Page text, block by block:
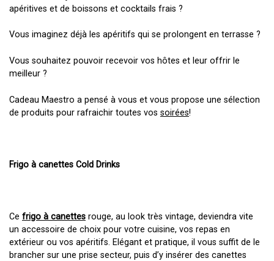
apéritives et de boissons et cocktails frais ?
Vous imaginez déjà les apéritifs qui se prolongent en terrasse ?
Vous souhaitez pouvoir recevoir vos hôtes et leur offrir le
meilleur ?
Cadeau Maestro a pensé à vous et vous propose une sélection
de produits pour rafraichir toutes vos soirées!
Frigo à canettes Cold Drinks
Ce frigo à canettes rouge, au look très vintage, deviendra vite
un accessoire de choix pour votre cuisine, vos repas en
extérieur ou vos apéritifs. Elégant et pratique, il vous suffit de le
brancher sur une prise secteur, puis d’y insérer des canettes